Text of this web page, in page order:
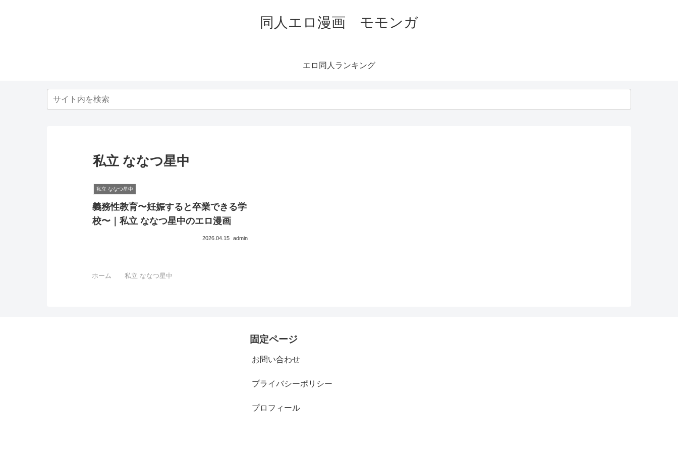
同人エロ漫画 モモンガ
エロ同人ランキング
私立 ななつ星中
私立 ななつ星中
義務性教育〜妊娠すると卒業できる学
校〜｜私立 ななつ星中のエロ漫画
2026.04.15 admin
ホーム 私立 ななつ星中
固定ページ
お問い合わせ
プライバシーポリシー
プロフィール